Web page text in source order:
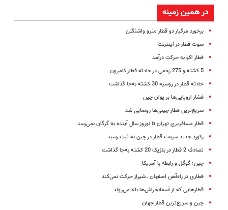
در همین زمینه
برخورد مرگبار دو قطار مترو واشنگتن
سوت قطار در اینترنت
قطار اکو به حرکت درآمد
5 کشته و 275 زخمی در حادثه قطار کامرون
حادثه قطار در روسیه 30 کشته به‌جا گذاشت
فشار اروپایی‌ها بر یوان چین
سریع‌ترین قطار چینی‌ها رونمایی شد
قطار مسافربری تهران تا نوروز سال‌ آینده به گرگان نمی‌رسد
رکورد جدید سرعت قطار در چین به ثبت رسید
تصادف 2 قطار در بلژیک 20 کشته به‌جا گذاشت
چین؛ گوگل و رابطه با آمریکا
قطاری در راه‌آهن اصفهان ـ شیراز حرکت نمی‌کند
قطارهایی که از آسمانخراش‌ها بالا می‌روند
چین و سریع‌ترین قطار جهان